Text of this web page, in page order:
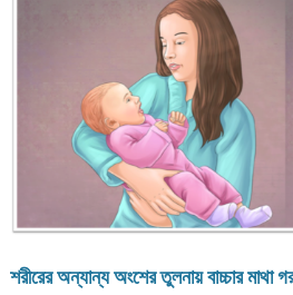
শরীরের অন্যান্য অংশের তুলনায় বাচ্চার মাথা